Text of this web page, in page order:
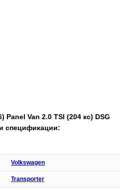
Van 2.0 TSI (204 кс) DSG
спецификации:
Volkswagen
Transporter